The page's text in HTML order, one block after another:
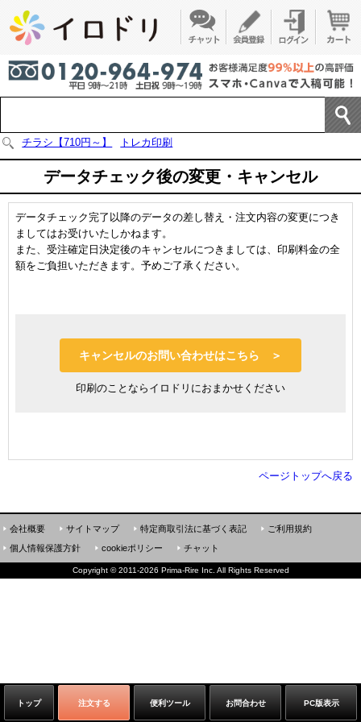
チラシ【710円～】 トレカ印刷
データチェック後の変更・キャンセル
データチェック完了以降のデータの差し替え・注文内容の変更につき
ましてはお受けいたしかねます。
また、受注確定日決定後のキャンセルにつきましては、印刷料金の全
額をご負担いただきます。予めご了承ください。
キャンセルのお問い合わせはこちら ＞
印刷のことならイロドリにおまかせください
ページトップへ戻る
トップ 注文する 便利ツール お問合わせ PC版表示
会社概要 サイトマップ 特定商取引法に基づく表記
ご利用規約
個人情報保護方針
cookieポリシー チャット
Copyright ©2011-2026 Prima-Rire Inc. All Rights Reserved